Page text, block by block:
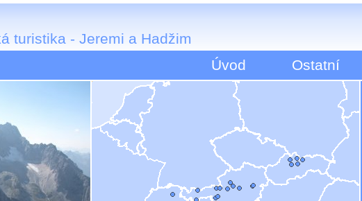
turistika - Jeremi a Hadžim
Úvod
Ostatní